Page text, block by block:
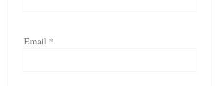
Email *